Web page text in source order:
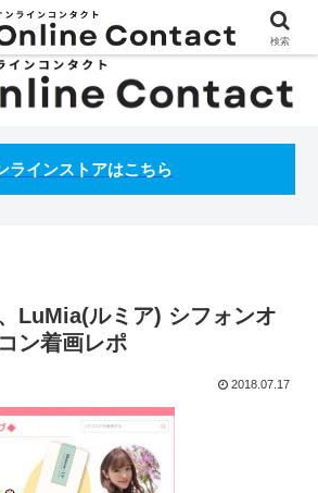
クトレンズ通販オンラインコンタクトBLOG
ラインストアはこちら
LuMia(ルミア) シフォンオ
ン着画レポ
2018.07.17
検索